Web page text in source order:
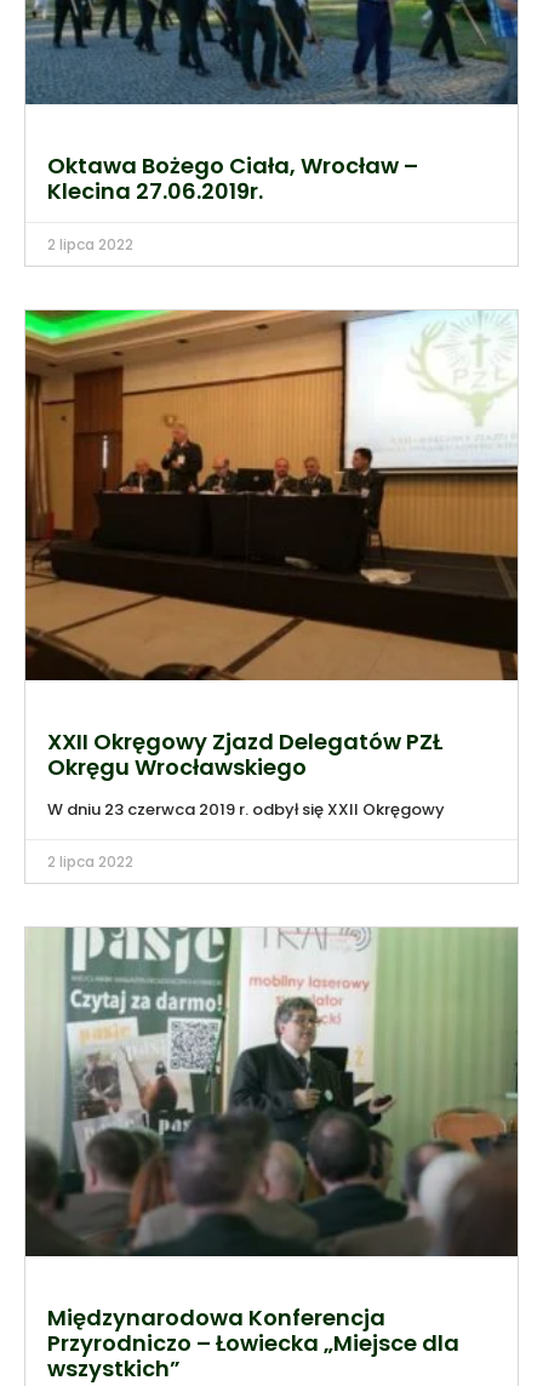
Oktawa Bożego Ciała, Wrocław –
Klecina 27.06.2019r.
2 lipca 2022
XXII Okręgowy Zjazd Delegatów PZŁ
Okręgu Wrocławskiego
W dniu 23 czerwca 2019 r. odbył się XXII Okręgowy
2 lipca 2022
Międzynarodowa Konferencja
Przyrodniczo – Łowiecka „Miejsce dla
wszystkich”